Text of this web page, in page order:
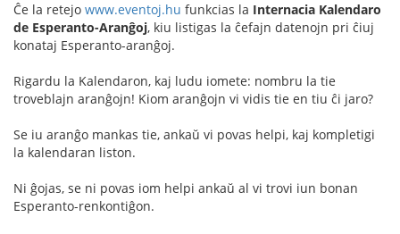
Ĉe la retejo www.eventoj.hu funkcias la Internacia Kalendaro
de Esperanto-Aranĝoj, kiu listigas la ĉefajn datenojn pri ĉiuj
konataj Esperanto-aranĝoj.
Rigardu la Kalendaron, kaj ludu iomete: nombru la tie
troveblajn aranĝojn! Kiom aranĝojn vi vidis tie en tiu ĉi jaro?
Se iu aranĝo mankas tie, ankaŭ vi povas helpi, kaj kompletigi
la kalendaran liston.
Ni ĝojas, se ni povas iom helpi ankaŭ al vi trovi iun bonan
Esperanto-renkontiĝon.